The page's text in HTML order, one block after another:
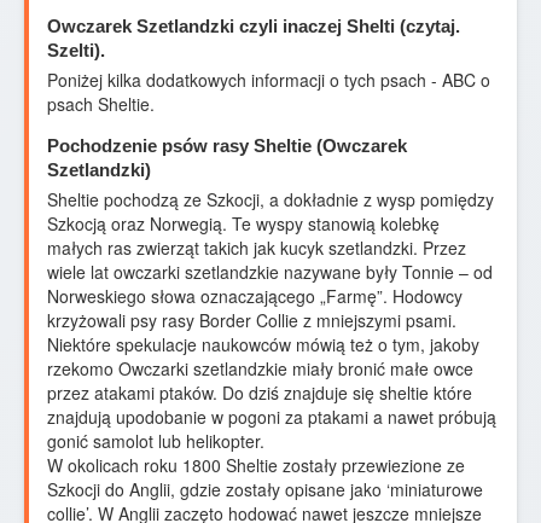
Owczarek Szetlandzki czyli inaczej Shelti (czytaj.
Szelti).
Poniżej kilka dodatkowych informacji o tych psach - ABC o
psach Sheltie.
Pochodzenie psów rasy Sheltie (Owczarek
Szetlandzki)
Sheltie pochodzą ze Szkocji, a dokładnie z wysp pomiędzy
Szkocją oraz Norwegią. Te wyspy stanowią kolebkę
małych ras zwierząt takich jak kucyk szetlandzki. Przez
wiele lat owczarki szetlandzkie nazywane były Tonnie – od
Norweskiego słowa oznaczającego „Farmę”. Hodowcy
krzyżowali psy rasy Border Collie z mniejszymi psami.
Niektóre spekulacje naukowców mówią też o tym, jakoby
rzekomo Owczarki szetlandzkie miały bronić małe owce
przez atakami ptaków. Do dziś znajduje się sheltie które
znajdują upodobanie w pogoni za ptakami a nawet próbują
gonić samolot lub helikopter.
W okolicach roku 1800 Sheltie zostały przewiezione ze
Szkocji do Anglii, gdzie zostały opisane jako ‘miniaturowe
collie’. W Anglii zaczęto hodować nawet jeszcze mniejsze